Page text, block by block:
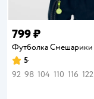
799 ₽
Футболка Смешарики
Рейтинг:
5
92 98 104 110 116 122